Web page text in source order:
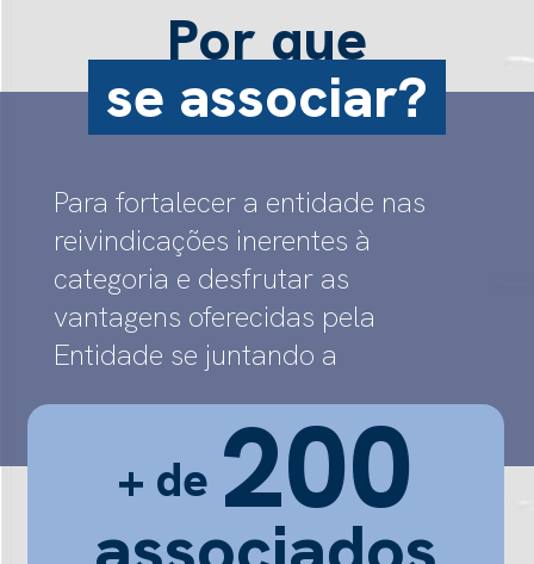
Por que
se associar?
Para fortalecer a entidade nas
reivindicações inerentes à
categoria e desfrutar as
vantagens oferecidas pela
Entidade se juntando a
+ de 200